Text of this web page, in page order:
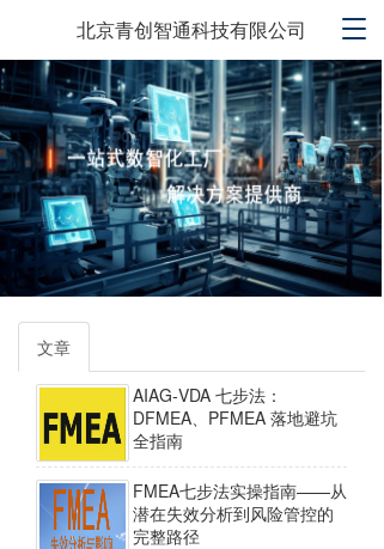
T
g
g
l
e
n
a
v
i
g
a
北京青创智通科技有限公司
文章
AIAG‑VDA 七步法：
DFMEA、PFMEA 落地避坑
全指南
FMEA七步法实操指南——从
潜在失效分析到风险管控的
完整路径